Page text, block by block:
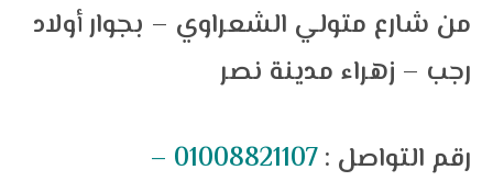
من شارع متولي الشعراوي – بجوار أولاد
رجب – زهراء مدينة نصر
رقم التواصل :01008821107 –